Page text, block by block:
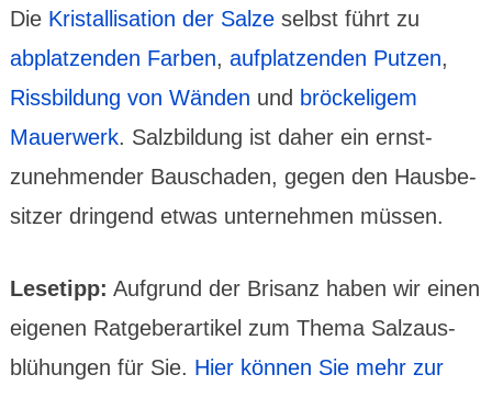
Die Kristal­lisation der Salzeselbst führt zu
abplat­zenden Farben, aufplat­zenden Putzen,
Riss­bil­dung von Wänden und bröcke­ligem
Mauer­werk. Salz­bild­ung ist daher ein ernst­
zuneh­mender Bau­schaden, gegen den Hausbe­
sitzer dringend etwas unter­nehmen müssen.
Lesetipp: Aufgrund der Brisanz haben wir einen
eigenen Ratgeber­artikel zum Thema Salz­aus­
blü­hungen für Sie. Hier können Sie mehr zur